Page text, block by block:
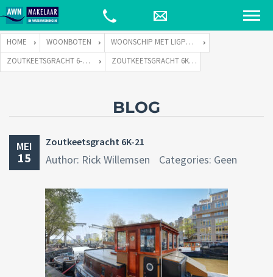
HOME WOONBOTEN
WOONSCHIP MET LIGPLAATS
ZOUTKEETSGRACHT 6-K TE 1013 LC AMSTERDAM
ZOUTKEETSGRACHT 6K-21
BLOG
MEI
15
Zoutkeetsgracht 6K-21
Author: Rick Willemsen Categories: Geen